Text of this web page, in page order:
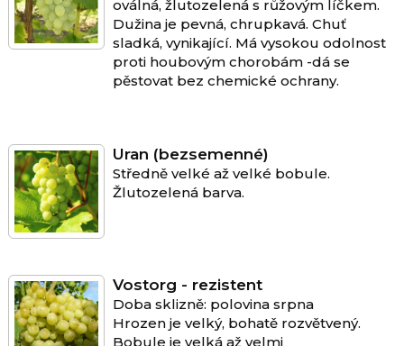
oválná, žlutozelená s růžovým líčkem.
Dužina je pevná, chrupkavá. Chuť
sladká, vynikající. Má vysokou odolnost
proti houbovým chorobám -dá se
pěstovat bez chemické ochrany.
Uran (bezsemenné)
Středně velké až velké bobule.
Žlutozelená barva.
Vostorg - rezistent
Doba sklizně: polovina srpna
Hrozen je velký, bohatě rozvětvený.
Bobule je velká až velmi